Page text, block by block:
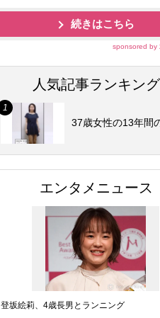
続きはこちら
sponsored by
人気記事ランキング
37歳女性の13年間
エンタメニュース
登坂絵莉、4歳長男とランニング